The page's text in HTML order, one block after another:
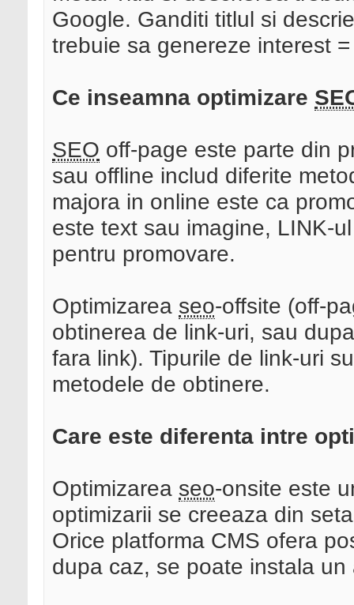
Google. Ganditi titlul si
trebuie sa genereze interest
Ce inseamna optimizare
SEO off-page este parte din
sau offline includ diferite
majora in online este ca
este text sau imagine, LINK-
pentru promovare.
Optimizarea seo-offsite (off-
obtinerea de link-uri, sau
fara link). Tipurile de link-uri
metodele de obtinere.
Care este diferenta intre
Optimizarea seo-onsite este
optimizarii se creeaza din
Orice platforma CMS ofera
dupa caz, se poate instala